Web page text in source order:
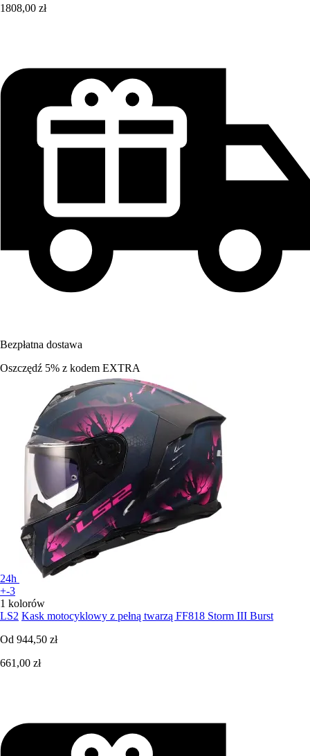
1808,00 zł
Bezpłatna dostawa
Oszczędź 5% z kodem EXTRA
24h
+-3
1 kolorów
LS2 Kask motocyklowy z pełną twarzą FF818 Storm III Burst
Od 944,50 zł
661,00 zł